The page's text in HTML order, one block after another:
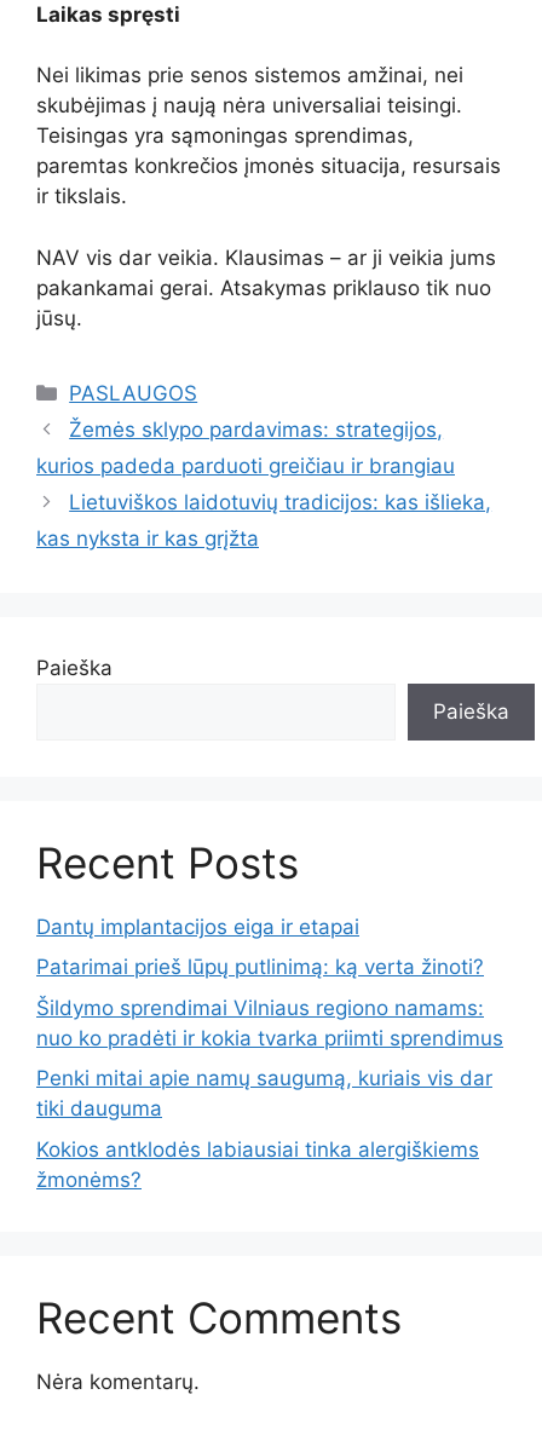
Laikas spręsti
Nei likimas prie senos sistemos amžinai, nei
skubėjimas į naują nėra universaliai teisingi.
Teisingas yra sąmoningas sprendimas,
paremtas konkrečios įmonės situacija, resursais
ir tikslais.
NAV vis dar veikia. Klausimas – ar ji veikia jums
pakankamai gerai. Atsakymas priklauso tik nuo
jūsų.
Kategorijos
PASLAUGOS
Žemės sklypo pardavimas: strategijos,
kurios padeda parduoti greičiau ir brangiau
Lietuviškos laidotuvių tradicijos: kas išlieka,
kas nyksta ir kas grįžta
Paieška
Paieška
Recent Posts
Dantų implantacijos eiga ir etapai
Patarimai prieš lūpų putlinimą: ką verta žinoti?
Šildymo sprendimai Vilniaus regiono namams:
nuo ko pradėti ir kokia tvarka priimti sprendimus
Penki mitai apie namų saugumą, kuriais vis dar
tiki dauguma
Kokios antklodės labiausiai tinka alergiškiems
žmonėms?
Recent Comments
Nėra komentarų.